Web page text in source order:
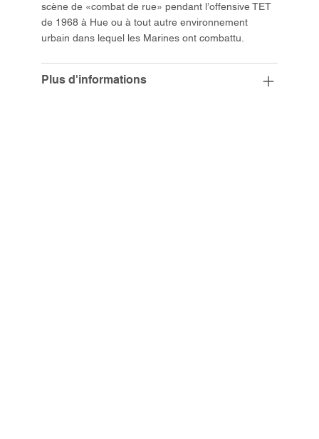
scène de «combat de rue» pendant l’offensive TET
de 1968 à Hue ou à tout autre environnement
urbain dans lequel les Marines ont combattu.
Plus d'informations